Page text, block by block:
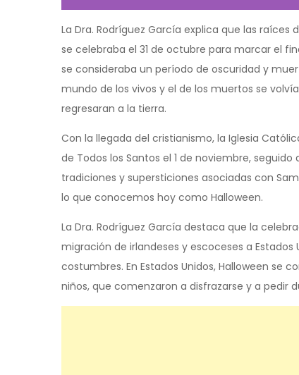
La Dra. Rodríguez García explica que las
se celebraba el 31 de octubre para marcar el
se consideraba un período de oscuridad y
mundo de los vivos y el de los muertos se
regresaran a la tierra.
Con la llegada del cristianismo, la Iglesia
de Todos los Santos el 1 de noviembre,
tradiciones y supersticiones asociadas con
lo que conocemos hoy como Halloween.
La Dra. Rodríguez García destaca que la
migración de irlandeses y escoceses a Estados
costumbres. En Estados Unidos, Halloween se
niños, que comenzaron a disfrazarse y a pedir